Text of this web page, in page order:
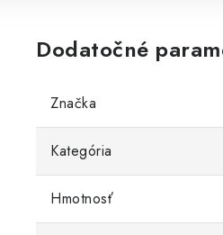
Dodatočné
Značka
Kategória
Hmotnosť